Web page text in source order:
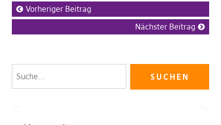
Vorheriger Beitrag
Nächster Beitrag